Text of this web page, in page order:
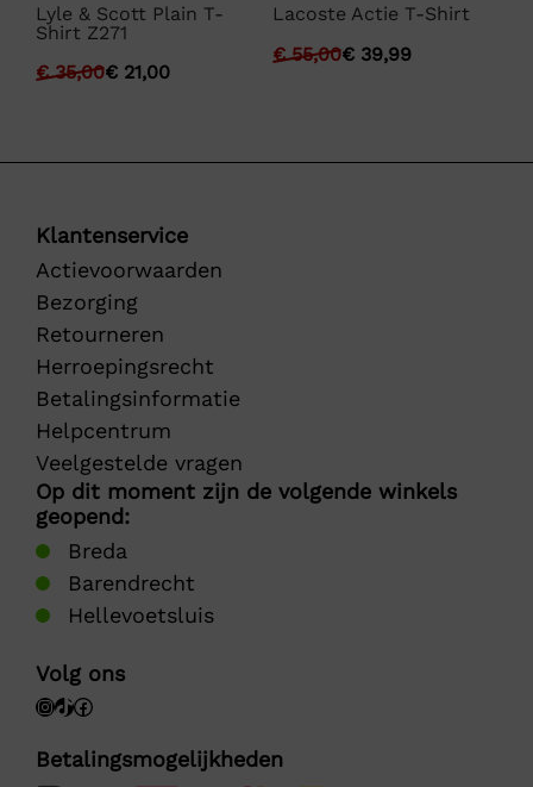
Lyle & Scott Plain T-
Shirt Z271
€35,00€ 21,00
Lacoste Actie T-Shirt
€55,00€ 39,99
Klantenservice
Actievoorwaarden
Bezorging
Retourneren
Herroepingsrecht
Betalingsinformatie
Helpcentrum
Veelgestelde vragen
Op dit moment zijn de volgende winkels
geopend:
Breda
Barendrecht
Hellevoetsluis
Volg ons
Betalingsmogelijkheden